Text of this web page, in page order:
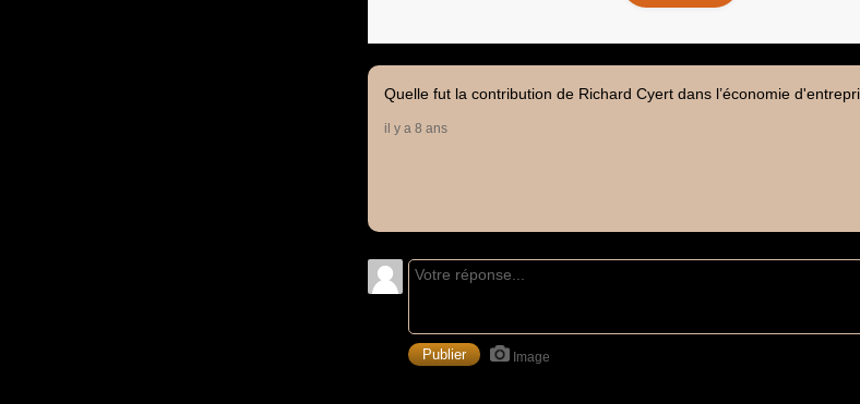
Quelle fut la contribution de Richard Cyert dans l’économie
il y a 8 ans
Image